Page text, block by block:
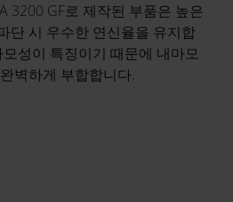
3200 GF로 제작된 부품은 높은
단 시 우수한 연신율을 유지합
성이 특징이기 때문에 내마모
벽하게 부합합니다.